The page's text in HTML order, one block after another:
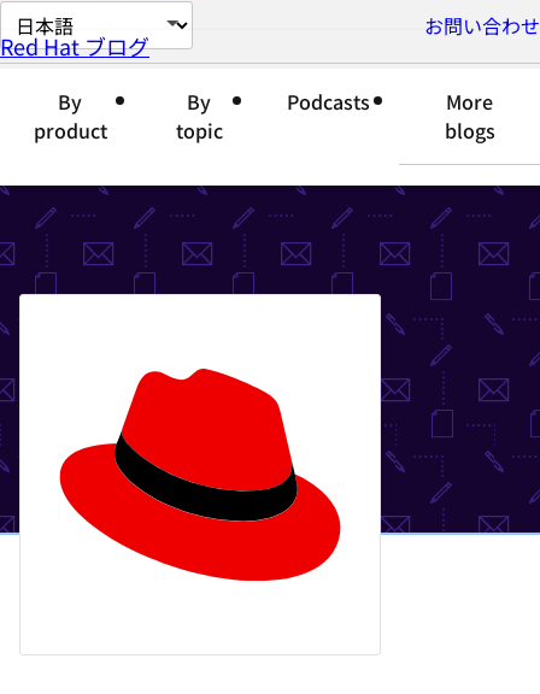
ペ
ー
語
選
て
く
だ
さ
い
お問い合わせ
Red Hat ブログ
By
product
By
topic
Podcasts
More
blogs